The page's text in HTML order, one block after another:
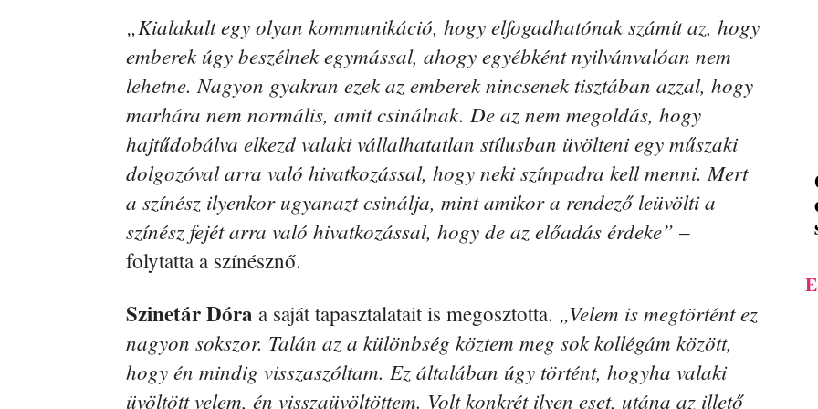
„Kialakult egy olyan kommunikáció, hogy elfogadhatónak számít az, hogy
emberek úgy beszélnek egymással, ahogy egyébként nyilvánvalóan nem
lehetne. Nagyon gyakran ezek az emberek nincsenek tisztában azzal, hogy
marhára nem normális, amit csinálnak. De az nem megoldás, hogy
hajtűdobálva elkezd valaki vállalhatatlan stílusban üvölteni egy műszaki
dolgozóval arra való hivatkozással, hogy neki színpadra kell menni. Mert
a színész ilyenkor ugyanazt csinálja, mint amikor a rendező leüvölti a
színész fejét arra való hivatkozással, hogy de az előadás érdeke” –
folytatta a színésznő.
Szinetár Dóra a saját tapasztalatait is megosztotta. „Velem is megtörtént ez
nagyon sokszor. Talán az a különbség köztem meg sok kollégám között,
hogy én mindig visszaszóltam. Ez általában úgy történt, hogyha valaki
üvöltött velem, én visszaüvöltöttem. Volt konkrét ilyen eset, utána az illető